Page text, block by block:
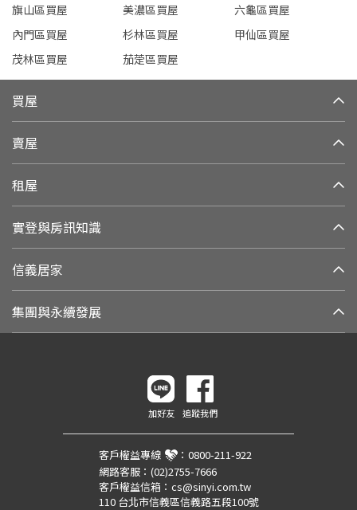
旗山區買屋
美濃區買屋
六龜區買屋
內門區買屋
杉林區買屋
甲仙區買屋
茂林區買屋
茄萣區買屋
買屋
賣屋
租屋
實登與房訊知識
信義居家
集團與永續發展
加好友 追蹤我們
客戶權益專線 ： 0800-211-922
網路客服： (02)2755-7666
客戶權益信箱： cs@sinyi.com.tw
110 台北市信義區信義路五段100號